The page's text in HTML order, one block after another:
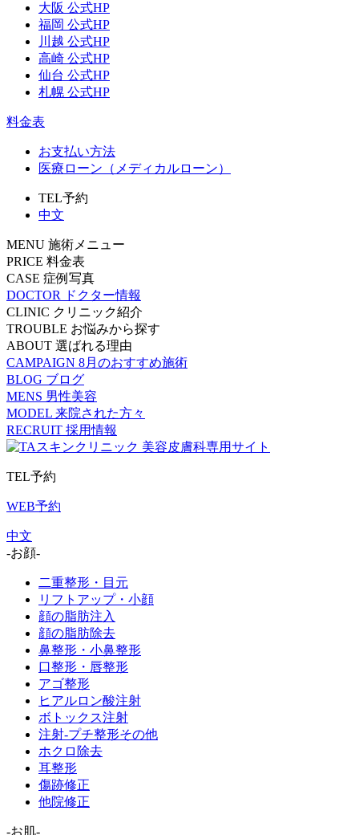
大阪 公式HP
福岡 公式HP
川越 公式HP
高崎 公式HP
仙台 公式HP
札幌 公式HP
料金表
お支払い方法
医療ローン（メディカルローン）
TEL予約
中文
MENU 施術メニュー
PRICE 料金表
CASE 症例写真
DOCTOR
ドクター情報
CLINIC クリニック紹介
TROUBLE お悩みから探す
ABOUT 選ばれる理由
CAMPAIGN 8月のおすすめ施術
BLOG ブログ
MENS 男性美容
MODEL 来院された方々
RECRUIT 採用情報
TEL予約
WEB予約
中文
-お顔-
二重整形・目元
リフトアップ・小顔
顔の脂肪注入
顔の脂肪除去
鼻整形・小鼻整形
口整形・唇整形
アゴ整形
ヒアルロン酸注射
ボトックス注射
注射-プチ整形その他
ホクロ除去
耳整形
傷跡修正
他院修正
-お肌-